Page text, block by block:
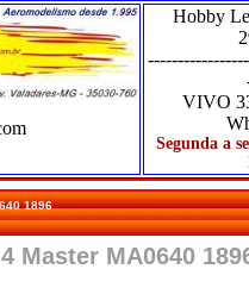
Hobby
VIVO
Segunda a
1896
Master MA0640